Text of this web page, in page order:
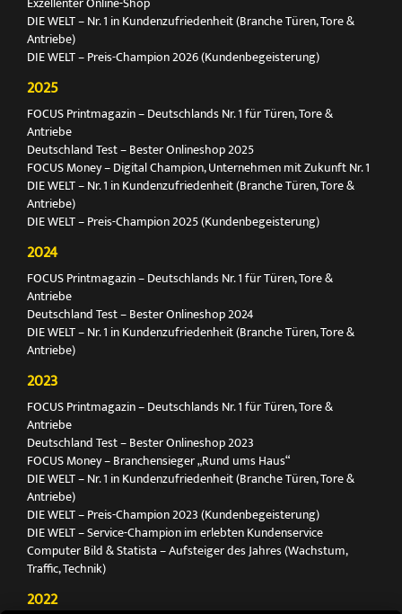
DIE WELT – Nr. 1 in Kundenzufriedenheit (Branche Türen, Tore &
Antriebe)
DIE WELT – Preis-Champion 2026 (Kundenbegeisterung)
2025
FOCUS Printmagazin – Deutschlands Nr. 1 für Türen, Tore &
Antriebe
Deutschland Test – Bester Onlineshop 2025
FOCUS Money – Digital Champion, Unternehmen mit Zukunft Nr. 1
DIE WELT – Nr. 1 in Kundenzufriedenheit (Branche Türen, Tore &
Antriebe)
DIE WELT – Preis-Champion 2025 (Kundenbegeisterung)
2024
FOCUS Printmagazin – Deutschlands Nr. 1 für Türen, Tore &
Antriebe
Deutschland Test – Bester Onlineshop 2024
DIE WELT – Nr. 1 in Kundenzufriedenheit (Branche Türen, Tore &
Antriebe)
2023
FOCUS Printmagazin – Deutschlands Nr. 1 für Türen, Tore &
Antriebe
Deutschland Test – Bester Onlineshop 2023
FOCUS Money – Branchensieger „Rund ums Haus“
DIE WELT – Nr. 1 in Kundenzufriedenheit (Branche Türen, Tore &
Antriebe)
DIE WELT – Preis-Champion 2023 (Kundenbegeisterung)
DIE WELT – Service-Champion im erlebten Kundenservice
Computer Bild & Statista – Aufsteiger des Jahres (Wachstum,
Traffic, Technik)
2022